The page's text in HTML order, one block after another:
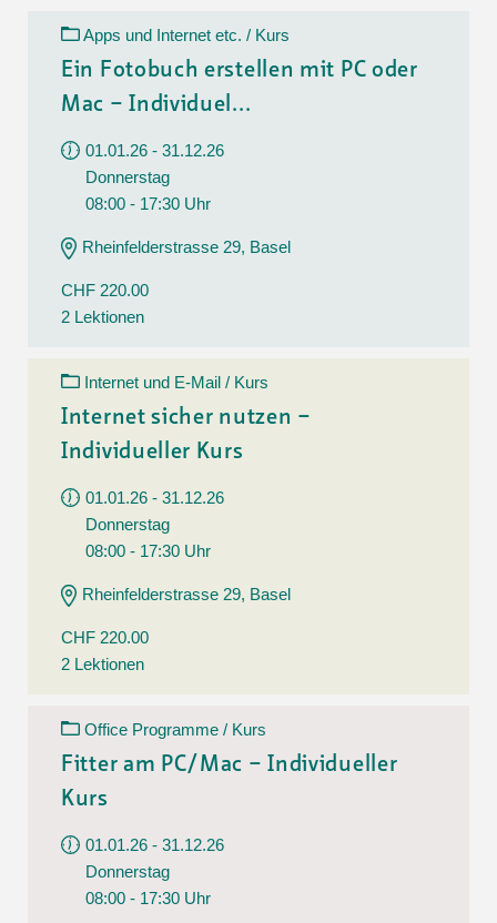
Apps und Internet etc. / Kurs
Ein Fotobuch erstellen mit PC oder
Mac – Individuel...
01.01.26 - 31.12.26
Donnerstag
08:00 - 17:30 Uhr
Rheinfelderstrasse 29, Basel
CHF 220.00
2 Lektionen
Internet und E-Mail / Kurs
Internet sicher nutzen –
Individueller Kurs
01.01.26 - 31.12.26
Donnerstag
08:00 - 17:30 Uhr
Rheinfelderstrasse 29, Basel
CHF 220.00
2 Lektionen
Office Programme / Kurs
Fitter am PC/Mac – Individueller
Kurs
01.01.26 - 31.12.26
Donnerstag
08:00 - 17:30 Uhr